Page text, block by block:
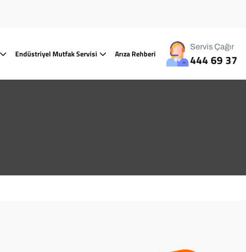
Endüstriyel Mutfak Servisi Arıza Rehberi
Servis Çağır
444 69 37